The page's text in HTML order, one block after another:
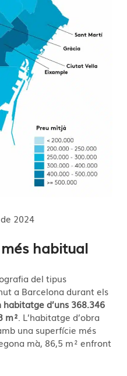
2024
habitual
del tipus
a Barcelona durant els
habitatge d’uns 368.346
m² . L’habitatge d’obra
una superfície més
mà, 86,5 m² enfront